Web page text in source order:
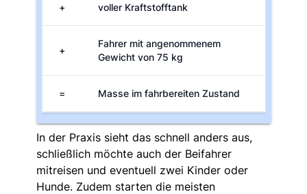
+ voller Kraftstofftank
+
Fahrer mit angenommenem
Gewicht von 75 kg
= Masse im fahrbereiten Zustand
In der Praxis sieht das schnell anders aus,
schließlich möchte auch der Beifahrer
mitreisen und eventuell zwei Kinder oder
Hunde. Zudem starten die meisten